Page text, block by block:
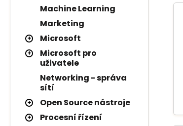
Machine Learning
Marketing
Microsoft
Microsoft pro
uživatele
Networking - správa
sítí
Open Source nástroje
Procesní řízení